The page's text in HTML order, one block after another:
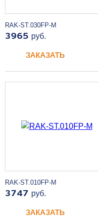
RAK-ST.030FP-M
3965 руб.
ЗАКАЗАТЬ
RAK-ST.010FP-M
3747 руб.
ЗАКАЗАТЬ